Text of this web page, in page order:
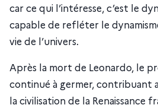
car ce qui l’intéresse, c’est le
capable de refléter le
vie de l’univers.
Après la mort de Leonardo, le
continué à germer, contribuant
la civilisation de la Renaissance